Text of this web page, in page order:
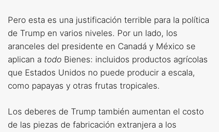
Pero esta es una justificación terrible para la política
de Trump en varios niveles. Por un lado, los
aranceles del presidente en Canadá y México se
aplican a todo Bienes: incluidos productos agrícolas
que Estados Unidos no puede producir a escala,
como papayas y otras frutas tropicales.
Los deberes de Trump también aumentan el costo
de las piezas de fabricación extranjera a los